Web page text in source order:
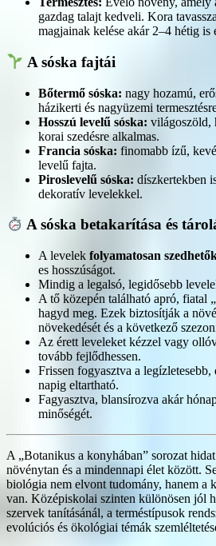
gazdag talajt kedveli. Kora
magjainak kelése akár 2–4 hétig is
A sóska fajtái
Bőtermő sóska: nagy hozamú,
házikerti és nagyüzemi
Hosszú levelű sóska: világoszöld,
korai szedésre alkalmas.
Francia sóska: finomabb ízű,
levelű fajta.
Piroslevelű sóska: díszkertekben
dekoratív levelekkel.
A sóska betakarítása és
A levelek folyamatosan
es hosszúságot.
Mindig a legalsó, legidősebb
A tő közepén található apró, fiatal
hagyd meg. Ezek biztosítják a
növekedését és a következő
Az érett leveleket kézzel vagy
tovább fejlődhessen.
Frissen fogyasztva a
napig eltartható.
Fagyasztva, blansírozva akár
minőségét.
A „Botanikus a konyhában” sorozat
növénytan és a mindennapi élet között.
biológia nem elvont tudomány, hanem a
van. Középiskolai szinten különösen jól
szervek tanításánál, a terméstípusok
evolúciós és ökológiai témák